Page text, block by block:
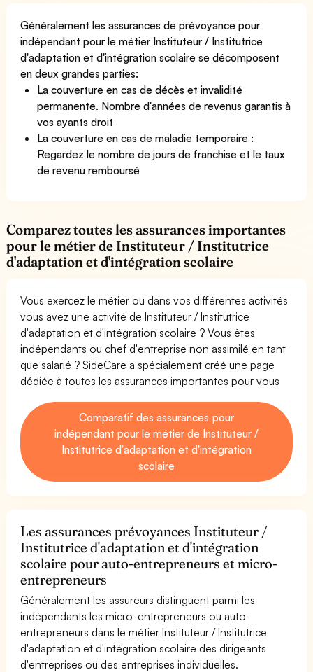
Généralement les assurances de prévoyance pour
indépendant pour le métier Instituteur / Institutrice
d'adaptation et d'intégration scolaire se décomposent
en deux grandes parties:
La couverture en cas de décès et invalidité
permanente. Nombre d'années de revenus garantis à
vos ayants droit
La couverture en cas de maladie temporaire :
Regardez le nombre de jours de franchise et le taux
de revenu remboursé
Comparez toutes les assurances importantes
pour le métier de Instituteur / Institutrice
d'adaptation et d'intégration scolaire
Vous exercez le métier ou dans vos différentes activités
vous avez une activité de Instituteur / Institutrice
d'adaptation et d'intégration scolaire ? Vous êtes
indépendants ou chef d'entreprise non assimilé en tant
que salarié ? SideCare a spécialement créé une page
dédiée à toutes les assurances importantes pour vous
Comparatif des assurances pour
indépendant pour le métier de Instituteur /
Institutrice d'adaptation et d'intégration
scolaire
Les assurances prévoyances Instituteur /
Institutrice d'adaptation et d'intégration
scolaire pour auto-entrepreneurs et micro-
entrepreneurs
Généralement les assureurs distinguent parmi les
indépendants les micro-entrepreneurs ou auto-
entrepreneurs dans le métier Instituteur / Institutrice
d'adaptation et d'intégration scolaire des dirigeants
d'entreprises ou des entreprises individuelles.